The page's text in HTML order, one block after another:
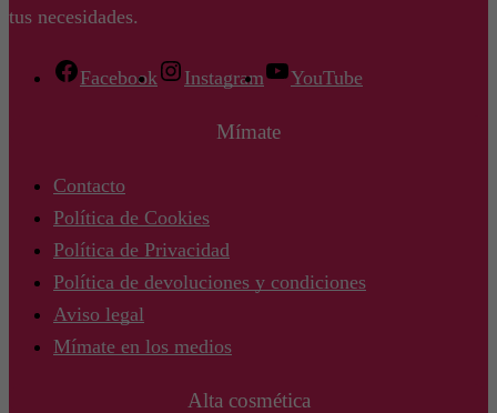
tus necesidades.
Facebook Instagram YouTube
Mímate
Contacto
Política de Cookies
Política de Privacidad
Política de devoluciones y condiciones
Aviso legal
Mímate en los medios
Alta cosmética